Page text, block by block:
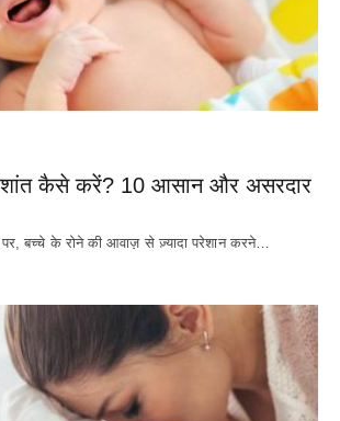
शांत कैसे करें? 10 आसान और असरदार
पर, बच्चे के रोने की आवाज़ से ज़्यादा परेशान करने…